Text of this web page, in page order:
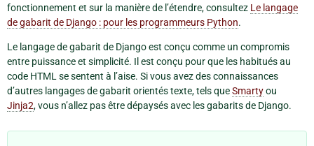
fonctionnement et sur la manière de l’étendre, consultez Le langage
de gabarit de Django : pour les programmeurs Python.
Le langage de gabarit de Django est conçu comme un compromis
entre puissance et simplicité. Il est conçu pour que les habitués au
code HTML se sentent à l’aise. Si vous avez des connaissances
d’autres langages de gabarit orientés texte, tels queSmartyou
Jinja2, vous n’allez pas être dépaysés avec les gabarits de Django.